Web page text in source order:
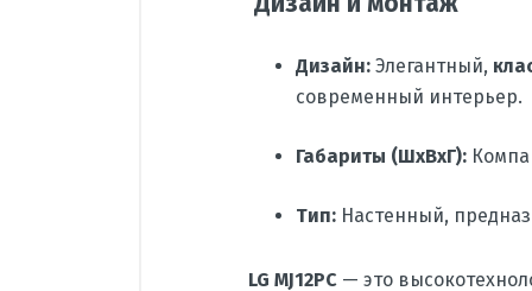
Дизайн: Элегантный,
современный интерьер.
Габариты (ШxВxГ):
Тип: Настенный,
LG MJ12PC — это